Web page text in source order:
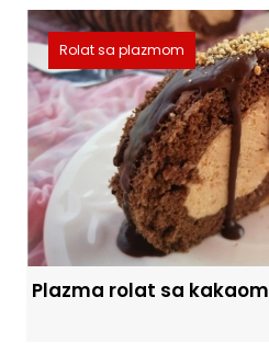
Rolat sa plazmom
Plazma rolat sa kakaom